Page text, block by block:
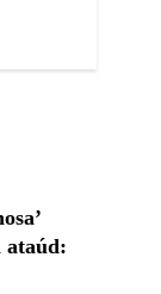
ataúd: